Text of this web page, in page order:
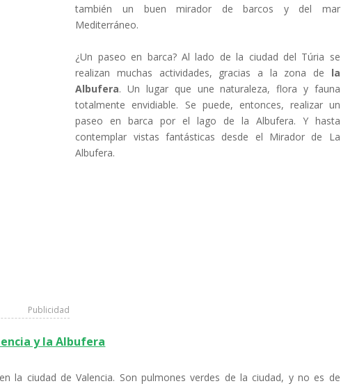
Publicidad
también un buen mirador de barcos y del mar
Mediterráneo.
¿Un paseo en barca? Al lado de la ciudad del Túria se
realizan muchas actividades, gracias a la zona de la
Albufera. Un lugar que une naturaleza, flora y fauna
totalmente envidiable. Se puede, entonces, realizar un
paseo en barca por el lago de la Albufera. Y hasta
contemplar vistas fantásticas desde el Mirador de La
Albufera.
y la Albufera
la ciudad de Valencia. Son pulmones verdes de la ciudad, y no es de